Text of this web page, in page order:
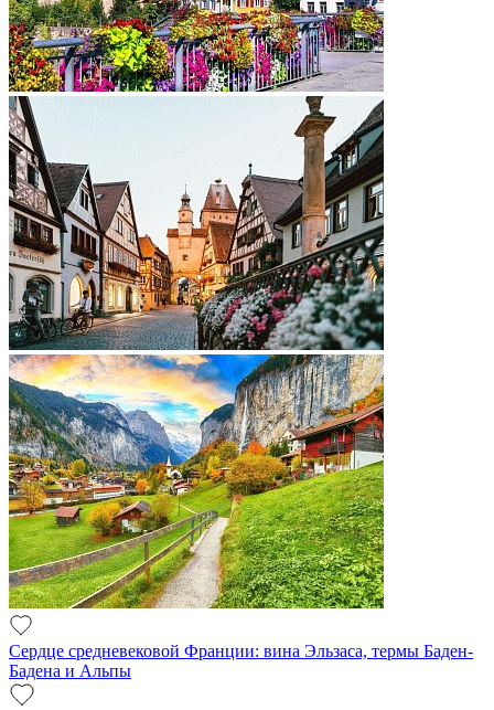
Сердце средневековой Франции: вина Эльзаса, термы Баден-
Бадена и Альпы